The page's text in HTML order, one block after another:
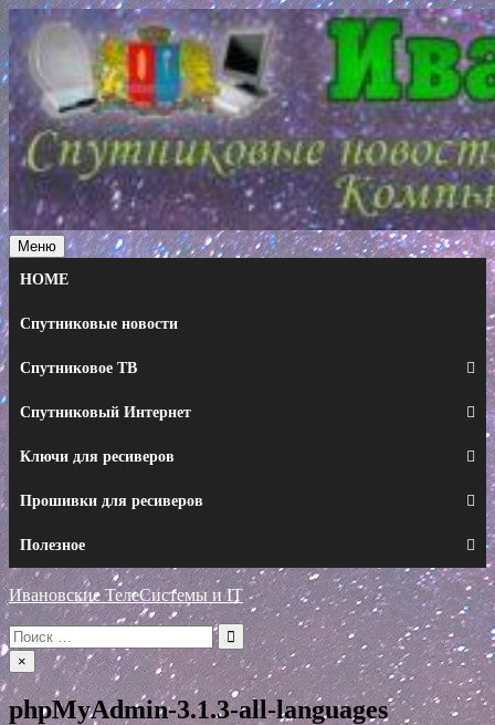
Перейти
к
содержимому
Меню
HOME
Спутниковые новости
Спутниковое ТВ
Спутниковый Интернет
Ключи для ресиверов
Прошивки для ресиверов
Полезное
Ивановские ТелеСистемы и IT
Искать:
×
phpMyAdmin-3.1.3-all-languages